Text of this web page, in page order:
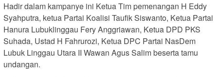
Hadir dalam kampanye ini Ketua Tim pemenangan H Eddy
Syahputra, ketua Partai Koalisi Taufik Siswanto, Ketua Partai
Hanura Lubuklinggau Fery Anggriawan, Ketua DPD PKS
Suhada, Ustad H Fahrurozi, Ketua DPC Partai NasDem
Lubuk Linggau Utara II Wawan Agus Salim beserta tamu
undangan.